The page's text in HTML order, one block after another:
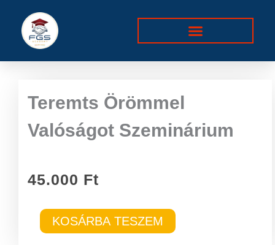
content
Teremts Örömmel
Valóságot Szeminárium
45.000 Ft
Teremts
Örömmel
KOSÁRBA TESZEM